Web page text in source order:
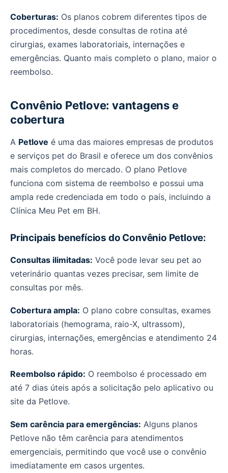
Coberturas: Os planos cobrem diferentes tipos de
procedimentos, desde consultas de rotina até
cirurgias, exames laboratoriais, internações e
emergências. Quanto mais completo o plano, maior o
reembolso.
Convênio Petlove: vantagens e
cobertura
A Petlove é uma das maiores empresas de produtos
e serviços pet do Brasil e oferece um dos convênios
mais completos do mercado. O plano Petlove
funciona com sistema de reembolso e possui uma
ampla rede credenciada em todo o país, incluindo a
Clínica Meu Pet em BH.
Principais benefícios do Convênio Petlove:
Consultas ilimitadas: Você pode levar seu pet ao
veterinário quantas vezes precisar, sem limite de
consultas por mês.
Cobertura ampla: O plano cobre consultas, exames
laboratoriais (hemograma, raio-X, ultrassom),
cirurgias, internações, emergências e atendimento 24
horas.
Reembolso rápido: O reembolso é processado em
até 7 dias úteis após a solicitação pelo aplicativo ou
site da Petlove.
Sem carência para emergências: Alguns planos
Petlove não têm carência para atendimentos
emergenciais, permitindo que você use o convênio
imediatamente em casos urgentes.